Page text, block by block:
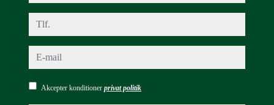
tlf.
e-mail
Akcepter konditioner privat politik